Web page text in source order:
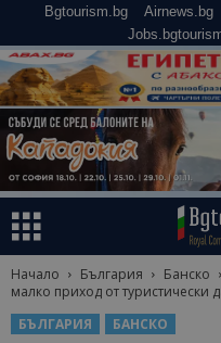
Bgtourism.bg Airnews.bg
Начало България Банско
малко приход от туристически
БЪЛГАРИЯ
БАНСКО